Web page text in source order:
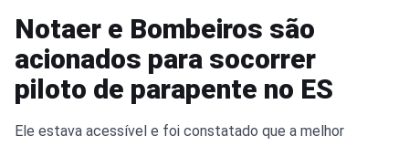
Notaer e Bombeiros são
acionados para socorrer
piloto de parapente no ES
Ele estava acessível e foi constatado que a melhor